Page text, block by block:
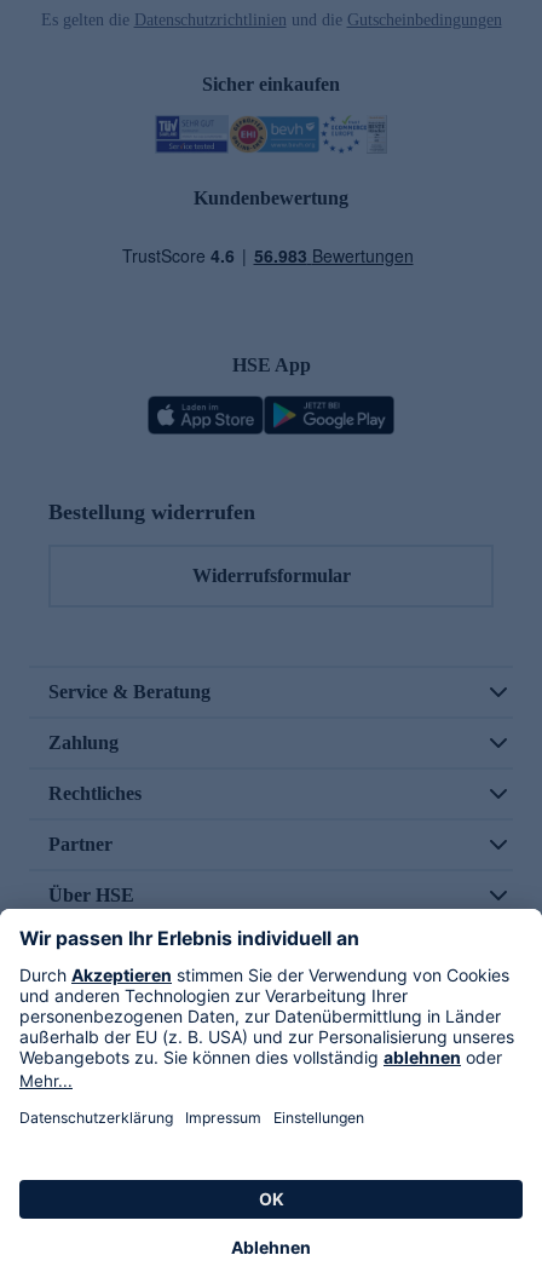
Es gelten die Datenschutzrichtlinien und die Gutscheinbedingungen
Sicher einkaufen
Kundenbewertung
HSE App
Bestellung widerrufen
Widerrufsformular
Service & Beratung
Zahlung
Rechtliches
Partner
Über HSE
Im TV
HSE International